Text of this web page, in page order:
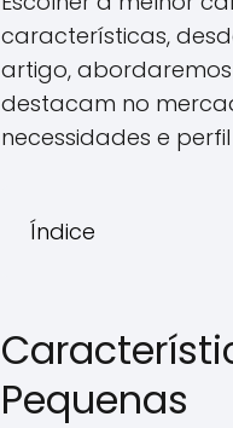
características,
artigo,
destacam no
necessidades e
Índice
Pequenas